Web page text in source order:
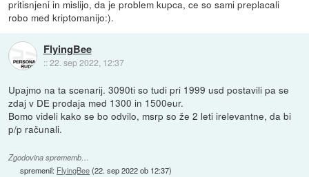
pritisnjeni in mislijo, da je problem kupca, ce so sami preplacali
robo med kriptomanijo:).
FlyingBee
::22. sep 2022, 12:37
Upajmo na ta scenarij. 3090ti so tudi pri 1999 usd postavili pa se
zdaj v DE prodaja med 1300 in 1500eur.
Bomo videli kako se bo odvilo, msrp so že 2 leti irelevantne, da bi
p/p računali.
Zgodovina sprememb…
spremenil: FlyingBee(22. sep 2022 ob 12:37)